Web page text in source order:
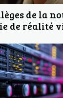
de la
de réalité